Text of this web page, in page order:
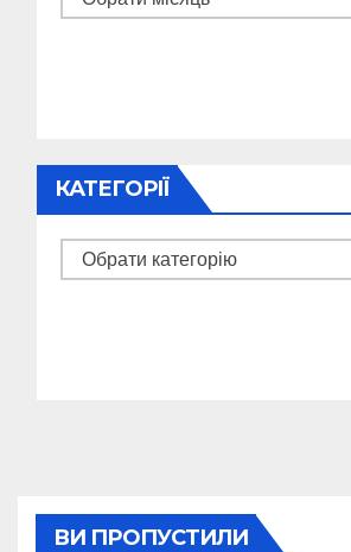
КАТЕГОРІЇ
Категорії
ВИ ПРОПУСТИЛИ